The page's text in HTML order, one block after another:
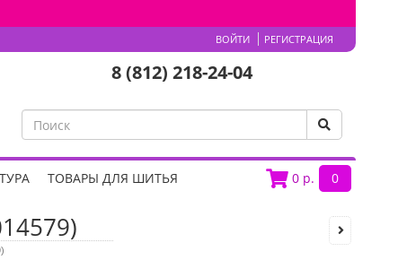
ВОЙТИ РЕГИСТРАЦИЯ
8 (812) 218-24-04
0 р. 0
ТОВАРЫ ДЛЯ ШИТЬЯ